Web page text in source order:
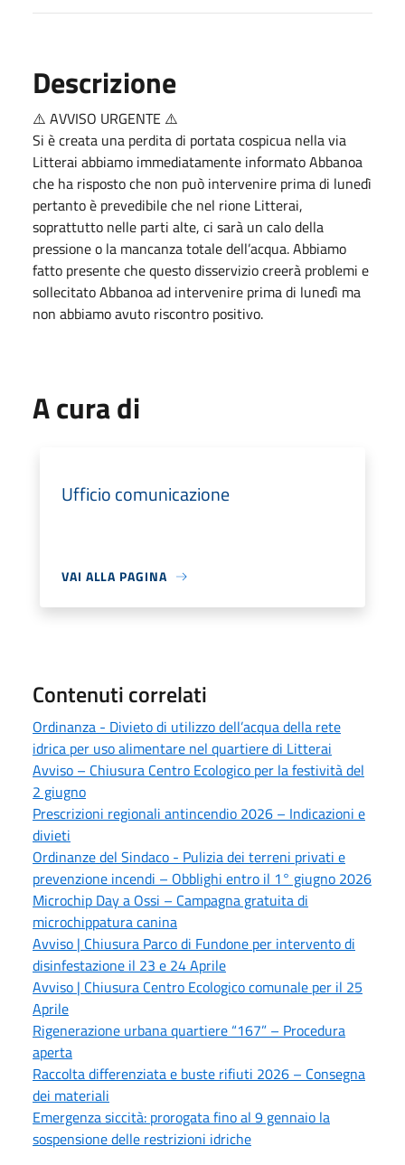
Descrizione
⚠️ AVVISO URGENTE ⚠️
Si è creata una perdita di portata cospicua nella via
Litterai abbiamo immediatamente informato Abbanoa
che ha risposto che non può intervenire prima di lunedì
pertanto è prevedibile che nel rione Litterai,
soprattutto nelle parti alte, ci sarà un calo della
pressione o la mancanza totale dell’acqua. Abbiamo
fatto presente che questo disservizio creerà problemi e
sollecitato Abbanoa ad intervenire prima di lunedì ma
non abbiamo avuto riscontro positivo.
A cura di
Ufficio comunicazione
VAI ALLA PAGINA
Contenuti correlati
Ordinanza - Divieto di utilizzo dell’acqua della rete
idrica per uso alimentare nel quartiere di Litterai
Avviso – Chiusura Centro Ecologico per la festività del
2 giugno
Prescrizioni regionali antincendio 2026 – Indicazioni e
divieti
Ordinanze del Sindaco - Pulizia dei terreni privati e
prevenzione incendi – Obblighi entro il 1° giugno 2026
Microchip Day a Ossi – Campagna gratuita di
microchippatura canina
Avviso | Chiusura Parco di Fundone per intervento di
disinfestazione il 23 e 24 Aprile
Avviso | Chiusura Centro Ecologico comunale per il 25
Aprile
Rigenerazione urbana quartiere “167” – Procedura
aperta
Raccolta differenziata e buste rifiuti 2026 – Consegna
dei materiali
Emergenza siccità: prorogata fino al 9 gennaio la
sospensione delle restrizioni idriche